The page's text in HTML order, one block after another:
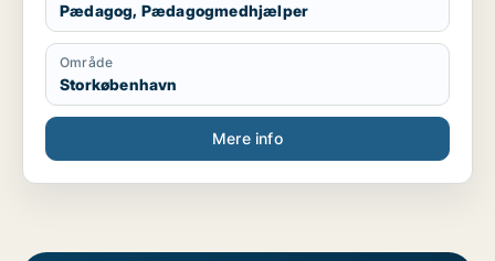
Pædagog, Pædagogmedhjælper
Område
Storkøbenhavn
Mere info